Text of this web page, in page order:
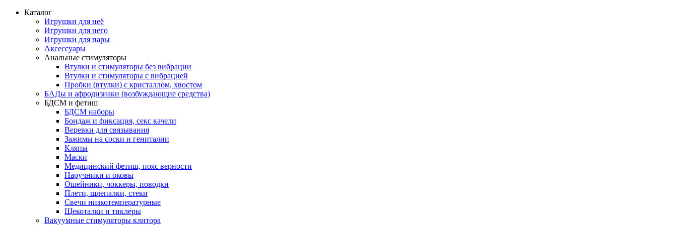
Каталог
Игрушки для неё
Игрушки для него
Игрушки для пары
Аксессуары
Анальные стимуляторы
Втулки и стимуляторы без вибрации
Втулки и стимуляторы с вибрацией
Пробки (втулки) с кристаллом, хвостом
БАДы и афродизиаки (возбуждающие средства)
БДСМ и фетиш
БДСМ наборы
Бондаж и фиксация, секс качели
Веревки для связывания
Зажимы на соски и гениталии
Кляпы
Маски
Медицинский фетиш, пояс верности
Наручники и оковы
Ошейники, чоккеры, поводки
Плети, шлепалки, стеки
Свечи низкотемпературные
Щекоталки и тиклеры
Вакуумные стимуляторы клитора